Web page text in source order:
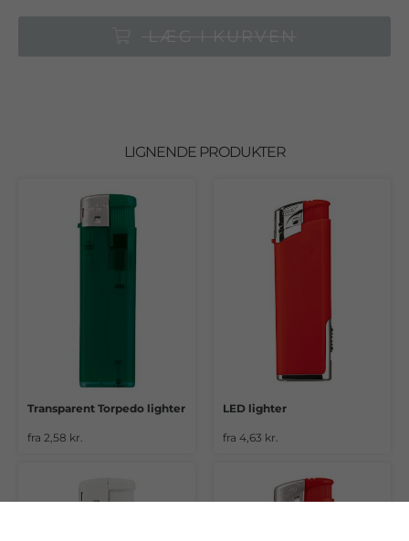
LIGNENDE PRODUKTER
Transparent Torpedo lighter
fra 2,58 kr.
LED lighter
fra 4,63 kr.